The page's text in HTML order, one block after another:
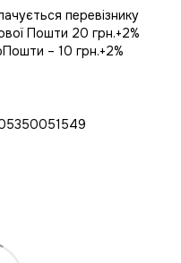
перевізнику
Пошти 20 грн.+2%
– 10 грн.+2%